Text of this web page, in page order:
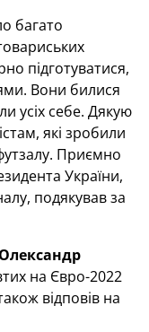
багато
підготуватися,
Вони билися
усіх себе. Дякую
які зробили
Приємно
України,
подякував за
Олександр
на Євро-2022
відповів на